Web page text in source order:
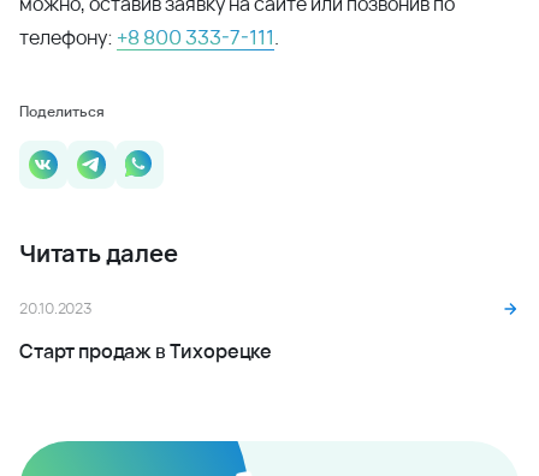
Оставить заявку
8 (800) 333-7-111
Проекты в регионе